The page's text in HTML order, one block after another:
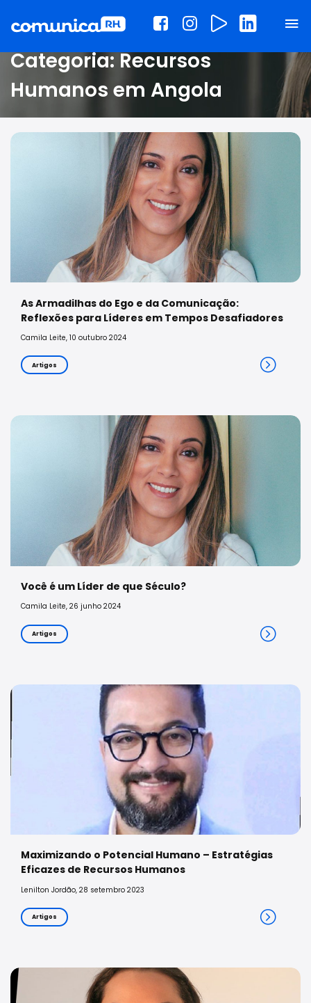
Categoria: Recursos
Humanos em Angola
As Armadilhas do Ego e da Comunicação:
Reflexões para Líderes em Tempos Desafiadores
Camila Leite, 10 outubro 2024
Artigos
Você é um Líder de que Século?
Camila Leite, 26 junho 2024
Artigos
Maximizando o Potencial Humano – Estratégias
Eficazes de Recursos Humanos
Lenilton Jordão, 28 setembro 2023
Artigos